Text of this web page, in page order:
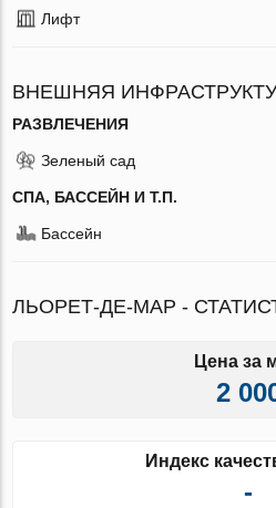
Лифт
ВНЕШНЯЯ
РАЗВЛЕЧЕНИЯ
Зеленый сад
СПА, БАССЕЙН И Т.П.
Бассейн
ЛЬОРЕТ-ДЕ-МАР -
Цена за
2
Индекс
-